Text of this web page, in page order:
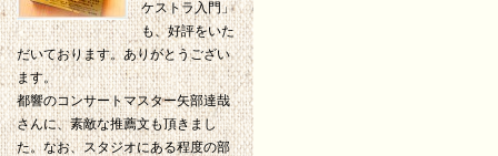
ケストラ入門」
も、好評をいた
だいております。ありがとうござい
ます。
都響のコンサートマスター矢部達哉
さんに、素敵な推薦文も頂きまし
た。なお、スタジオにある程度の部